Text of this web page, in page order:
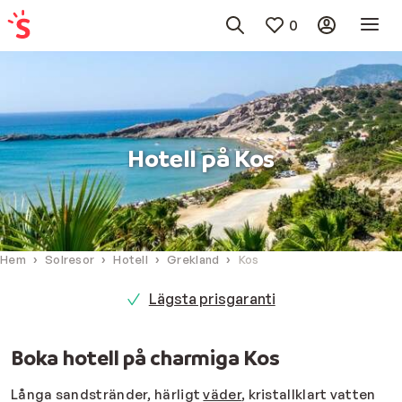
0
Hotell på Kos
Hem Solresor Hotell Grekland Kos
Lägsta prisgaranti
Boka hotell på charmiga Kos
Långa sandstränder, härligtväder, kristallklart vatten